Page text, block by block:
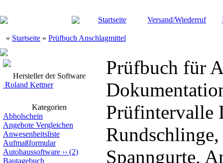
Startseite Versand/Wiederruf
» Startseite » Prüfbuch Anschlagmittel
Hersteller der Software
Roland Kettner
Kategorien
Abholschein
Angebote Vergleichen
Anwesenheitsliste
Aufmaßformular
Autohaussoftware ›› (2)
Bautagebuch
Prüfbuch für
Prüfintervalle
Spanngurte,